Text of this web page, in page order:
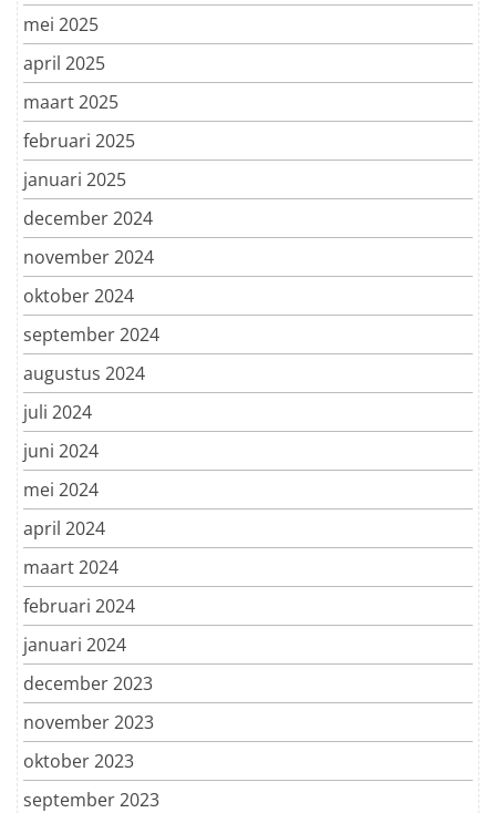
mei 2025
april 2025
maart 2025
februari 2025
januari 2025
december 2024
november 2024
oktober 2024
september 2024
augustus 2024
juli 2024
juni 2024
mei 2024
april 2024
maart 2024
februari 2024
januari 2024
december 2023
november 2023
oktober 2023
september 2023